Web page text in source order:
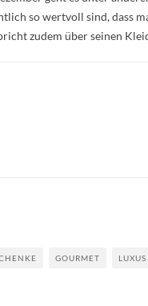
so wertvoll sind, dass
zudem über seinen
GOURMET LUXUS